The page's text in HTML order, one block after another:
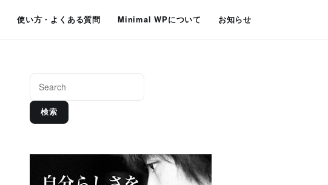
使い方・よくある質問 Minimal WPについて お知らせ
検索